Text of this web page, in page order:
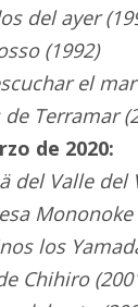
del ayer
(1992)
el
de Terramar
de 2020:
del Valle del
Mononoke
los
Chihiro